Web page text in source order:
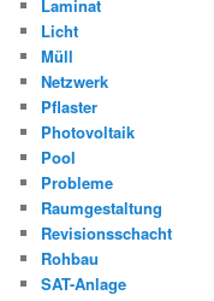
Laminat
Licht
Müll
Netzwerk
Pflaster
Photovoltaik
Pool
Probleme
Raumgestaltung
Revisionsschacht
Rohbau
SAT-Anlage